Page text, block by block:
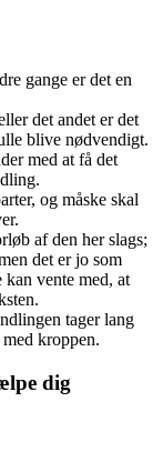
gange er det en
det andet er det
blive nødvendigt.
med at få det
og måske skal
af den her slags;
det er jo som
kan vente med, at
tager lang
kroppen.
dig